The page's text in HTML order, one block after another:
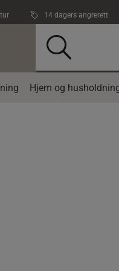
14 dagers angrerett
Hjem og